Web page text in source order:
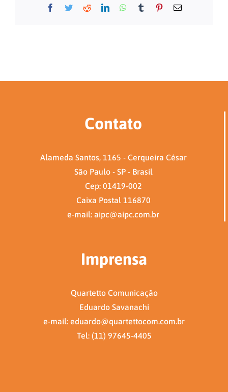
Facebook
TwitterRedditLinkedInWhatsApp
Tumblr Pinterest
E-
Contato
Alameda Santos, 1165 - Cerqueira César
São Paulo - SP - Brasil
Cep: 01419-002
Caixa Postal 116870
e-mail: aipc@aipc.com.br
Imprensa
Quartetto Comunicação
Eduardo Savanachi
e-mail: eduardo@quartettocom.com.br
Tel: (11) 97645-4405